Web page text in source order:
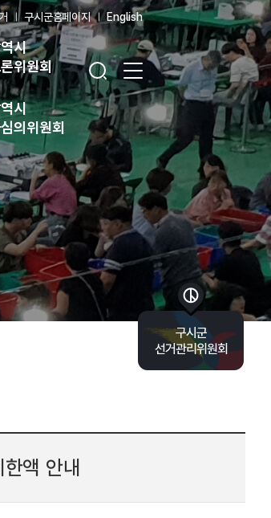
구시군홈페이지 English
시
위원회
시
의위원회
액 안내
구시군
선거관리위원회
바로가기 목록 열기